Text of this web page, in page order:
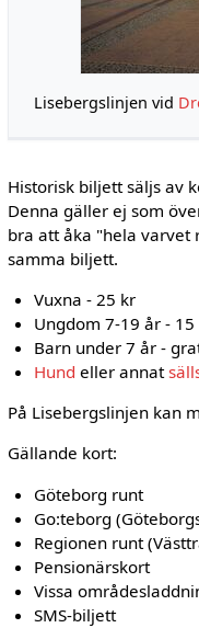
Lisebergslinjen vid
Historisk biljett säljs av
Denna gäller ej som
bra att åka "hela varvet
samma biljett.
Vuxna - 25 kr
Ungdom 7-19 år - 15
Barn under 7 år -
Hund eller annat
På Lisebergslinjen kan
Gällande kort:
Göteborg runt
Go:teborg
Regionen runt
Pensionärskort
Vissa
SMS-biljett